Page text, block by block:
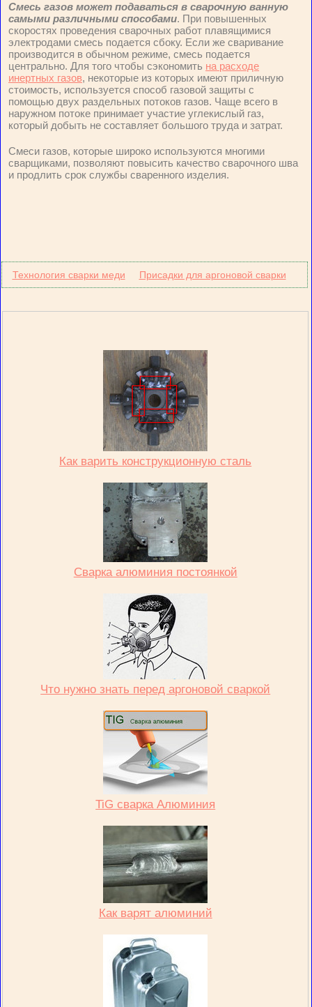
Смесь газов может подаваться в сварочную ванную
самыми различными способами. При повышенных
скоростях проведения сварочных работ плавящимися
электродами смесь подается сбоку. Если же сваривание
производится в обычном режиме, смесь подается
центрально. Для того чтобы сэкономить на расходе
инертных газов, некоторые из которых имеют приличную
стоимость, используется способ газовой защиты с
помощью двух раздельных потоков газов. Чаще всего в
наружном потоке принимает участие углекислый газ,
который добыть не составляет большого труда и затрат.
Смеси газов, которые широко используются многими
сварщиками, позволяют повысить качество сварочного шва
и продлить срок службы сваренного изделия.
Технология сварки меди Присадки для аргоновой сварки
Как варить конструкционную сталь
Сварка алюминия постоянкой
Что нужно знать перед аргоновой сваркой
TiG сварка Алюминия
Как варят алюминий